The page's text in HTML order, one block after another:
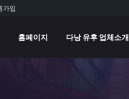
가입
홈페이지 다낭 유후 업체소개